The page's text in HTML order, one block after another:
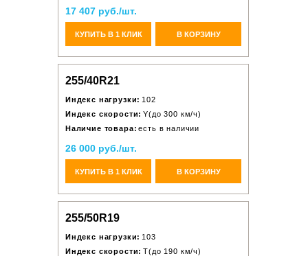
17 407 руб./шт.
КУПИТЬ В 1 КЛИК В КОРЗИНУ
255/40R21
Индекс нагрузки: 102
Индекс скорости: Y(до 300 км/ч)
Наличие товара: есть в наличии
26 000 руб./шт.
КУПИТЬ В 1 КЛИК В КОРЗИНУ
255/50R19
Индекс нагрузки: 103
Индекс скорости: T(до 190 км/ч)